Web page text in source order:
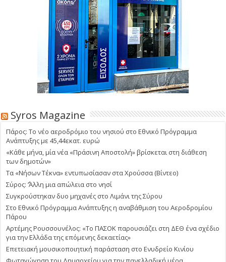
Syros Magazine
Πάρος: Το νέο αεροδρόμιο του νησιού στο Εθνικό Πρόγραμμα
Ανάπτυξης με 45,44εκατ. ευρώ
«Κάθε μήνα, μία νέα «Πράσινη Αποστολή» βρίσκεται στη διάθεση
των δημοτών»
Τα «Νήσων Τέκνα» εντυπωσίασαν στα Χρούσσα (Βίντεο)
Σύρος: ΄’Άλλη μια απώλεια στο νησί
Συγκρούστηκαν δυο μηχανές στο Λιμάνι της Σύρου
Στο Εθνικό Πρόγραμμα Ανάπτυξης η αναβάθμιση του Αεροδρομίου
Πάρου
Αρτέμης Ρουσσουνέλος: «Το ΠΑΣΟΚ παρουσιάζει στη ΔΕΘ ένα σχέδιο
για την Ελλάδα της επόμενης δεκαετίας»
Επετειακή μουσικοποιητική παράσταση στο Ενυδρείο Κινίου